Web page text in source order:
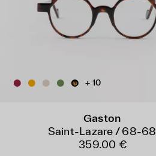
+ 10
Gaston
Saint-Lazare / 68-68
359.00 €